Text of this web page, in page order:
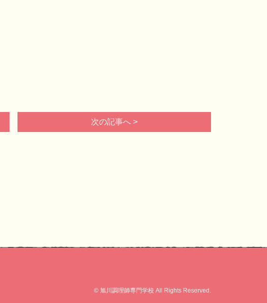
次の記事へ >
© 旭川調理師専門学校 All Rights Reserved.